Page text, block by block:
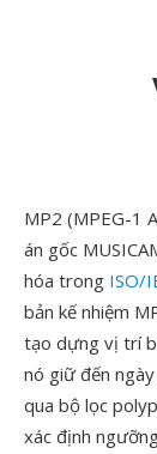
MP2 (MPEG-1
án gốc
hóa trong ISO/
bản kế nhiệm
tạo dựng vị trí
nó giữ đến
qua bộ lọc
xác định